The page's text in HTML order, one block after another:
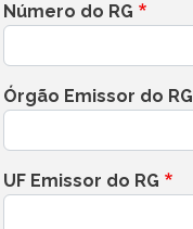
Número do RG
Órgão Emissor do RG
UF Emissor do RG